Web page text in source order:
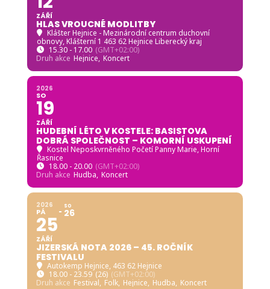
ZÁŘÍ
HLAS VROUCNÉ MODLITBY
Klášter Hejnice - Mezinárodní centrum duchovní
obnovy, Klášterní 1 463 62 Hejnice Liberecký kraj
15.30 - 17.00 (GMT+02:00)
Druh akce Hejnice, Koncert
2026
SO
19
ZÁŘÍ
HUDEBNÍ LÉTO V KOSTELE: BASISTOVA
DOBRÁ SPOLEČNOST – KOMORNÍ USKUPENÍ
Kostel Neposkvrněného Početí Panny Marie, Horní
Řasnice
18.00 - 20.00 (GMT+02:00)
Druh akce Hudba, Koncert
2026
PÁ
25
ZÁŘÍ
SO
26
JIZERSKÁ NOTA 2026 – 45. ROČNÍK
FESTIVALU
Autokemp Hejnice, 463 62 Hejnice
18.00 - 23.59 (26) (GMT+02:00)
Druh akce Festival, Folk, Hejnice, Hudba, Koncert